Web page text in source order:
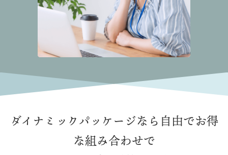
ダイナミックパッケージなら 自由でお得
な組み合わせで